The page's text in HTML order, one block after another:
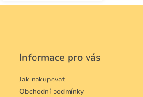
Informace pro vás
Jak nakupovat
Obchodní podmínky